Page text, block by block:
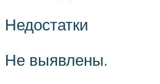
Недостатки
Не выявлены.